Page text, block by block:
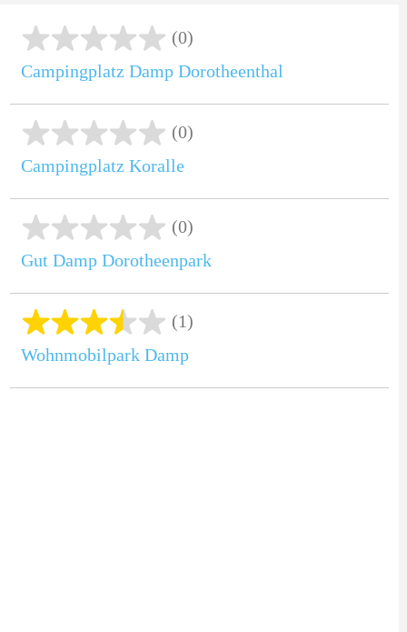
(0)
Campingplatz Damp Dorotheenthal
(0)
Campingplatz Koralle
(0)
Gut Damp Dorotheenpark
(1)
Wohnmobilpark Damp